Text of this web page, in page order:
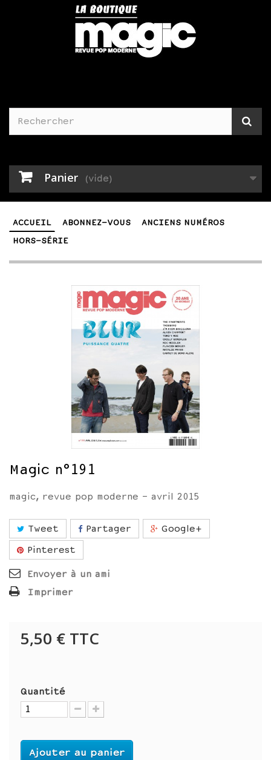
Panier (vide)
ACCUEIL ABONNEZ-VOUS
ANCIENS NUMÉROS
HORS-SÉRIE
Magic n°191
magic, revue pop moderne - avril 2015
Tweet Partager
Google+
Pinterest
Envoyer à un ami
Imprimer
5,50 € TTC
Quantité
Ajouter au panier